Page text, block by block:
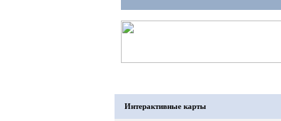
Интерактивные карты